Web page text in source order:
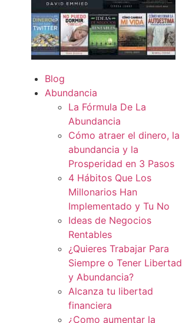
Blog
Abundancia
La Fórmula De La
Abundancia
Cómo atraer el dinero, la
abundancia y la
Prosperidad en 3 Pasos
4 Hábitos Que Los
Millonarios Han
Implementado y Tu No
Ideas de Negocios
Rentables
¿Quieres Trabajar Para
Siempre o Tener Libertad
y Abundancia?
Alcanza tu libertad
financiera
¿Como aumentar la